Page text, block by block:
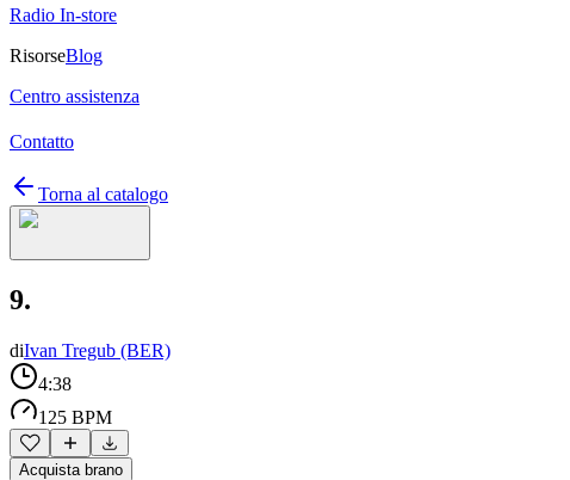
Radio In-store
RisorseBlog
Centro assistenza
Contatto
Torna al catalogo
9.
diIvan Tregub (BER)
4:38
125 BPM
Acquista brano